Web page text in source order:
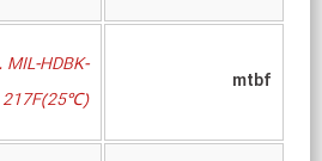
mtbf
HDBK-
217F(25℃)